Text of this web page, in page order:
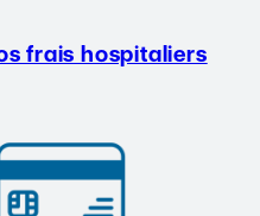
frais hospitaliers